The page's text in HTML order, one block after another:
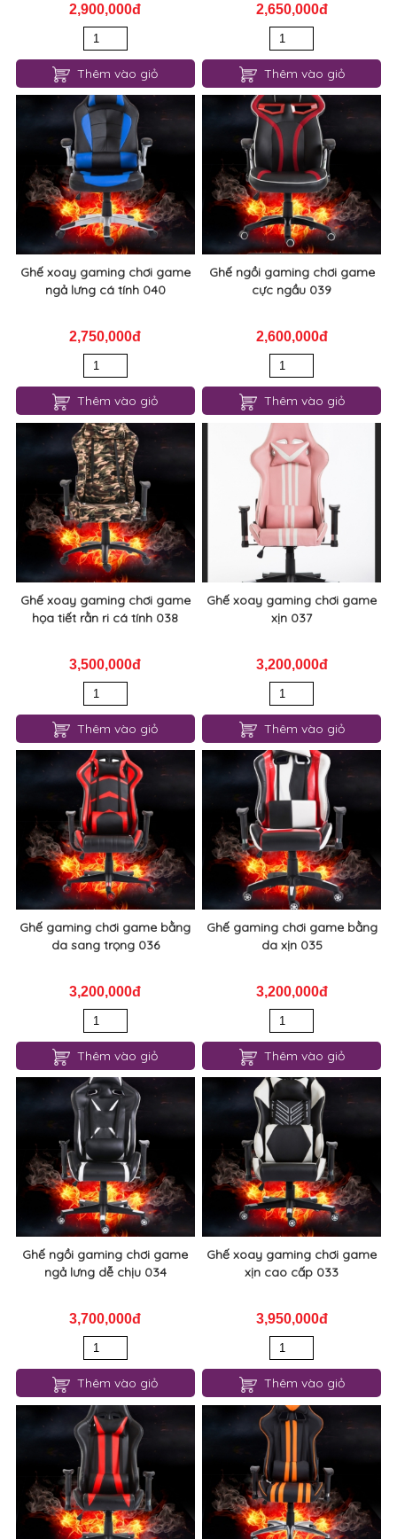
2,900,000đ
Thêm vào giỏ
2,650,000đ
Thêm vào giỏ
Ghế xoay gaming chơi game
ngả lưng cá tính 040
2,750,000đ
Thêm vào giỏ
Ghế ngồi gaming chơi game
cực ngầu 039
2,600,000đ
Thêm vào giỏ
Ghế xoay gaming chơi game
họa tiết rằn ri cá tính 038
3,500,000đ
Thêm vào giỏ
Ghế xoay gaming chơi game
xịn 037
3,200,000đ
Thêm vào giỏ
Ghế gaming chơi game bằng
da sang trọng 036
3,200,000đ
Thêm vào giỏ
Ghế gaming chơi game bằng
da xịn 035
3,200,000đ
Thêm vào giỏ
Ghế ngồi gaming chơi game
ngả lưng dễ chịu 034
3,700,000đ
Thêm vào giỏ
Ghế xoay gaming chơi game
xịn cao cấp 033
3,950,000đ
Thêm vào giỏ